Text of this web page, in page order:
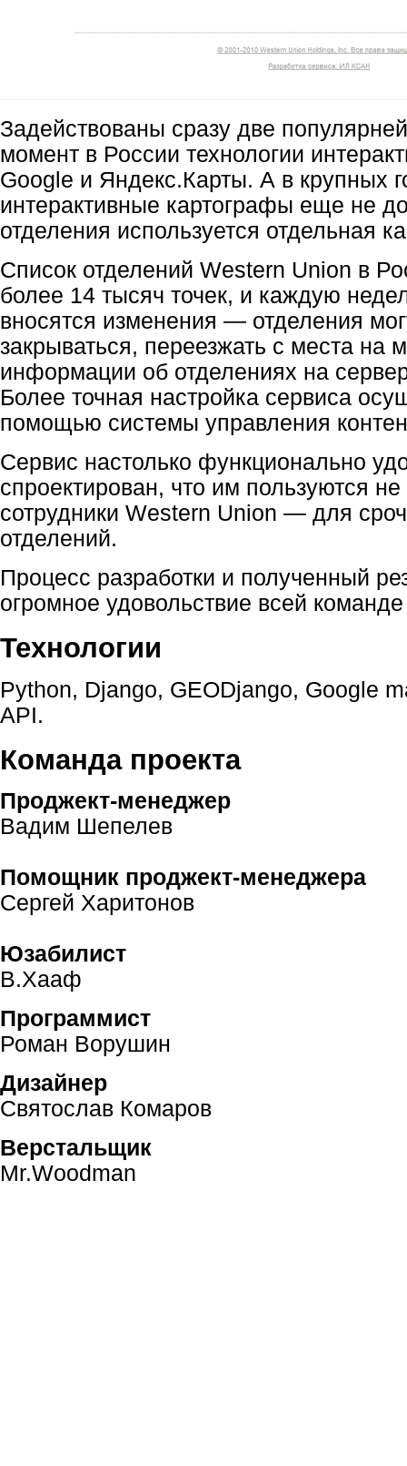
Задействованы сразу две
момент в России технологии
Google и Яндекс.Карты. А в крупных
интерактивные картографы еще не
отделения используется отдельная
Список отделений Western Union в
более 14 тысяч точек, и каждую
вносятся изменения — отделения
закрываться, переезжать с места на
информации об отделениях на
Более точная настройка сервиса
помощью системы управления
Сервис настолько функционально
спроектирован, что им пользуются
сотрудники Western Union — для
отделений.
Процесс разработки и полученный
огромное удовольствие всей
Технологии
Python, Django, GEODjango, Google
API.
Команда проекта
Проджект-менеджер
Вадим Шепелев
Помощник проджект-менеджера
Сергей Харитонов
Юзабилист
В.Хааф
Программист
Роман Ворушин
Дизайнер
Святослав Комаров
Верстальщик
Mr.Woodman